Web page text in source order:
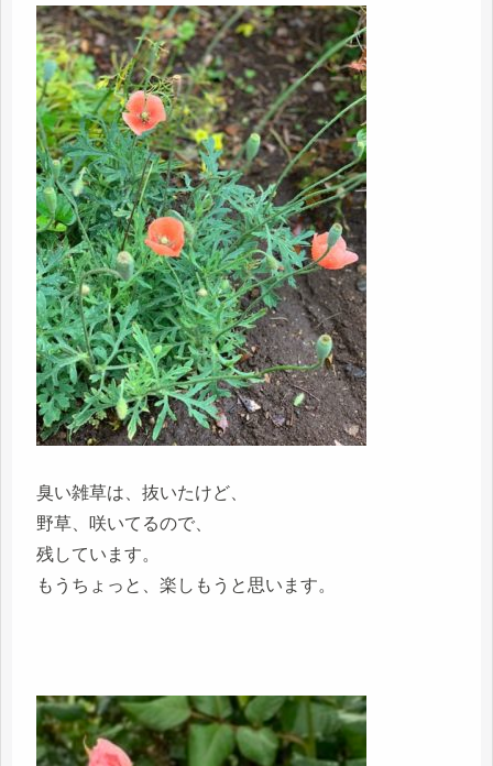
臭い雑草は、抜いたけど、
野草、咲いてるので、
残しています。
もうちょっと、楽しもうと思います。